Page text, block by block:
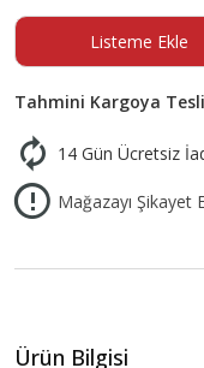
Listeme Ekle
Tahmini Kargoya
14 Gün Ücretsiz
Mağazayı Şikayet
Ürün Bilgisi